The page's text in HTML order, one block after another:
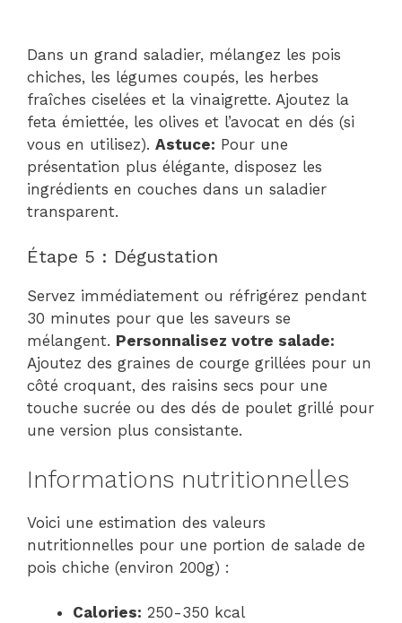
Dans un grand saladier, mélangez les pois
chiches, les légumes coupés, les herbes
fraîches ciselées et la vinaigrette. Ajoutez la
feta émiettée, les olives et l’avocat en dés (si
vous en utilisez). Astuce: Pour une
présentation plus élégante, disposez les
ingrédients en couches dans un saladier
transparent.
Étape 5 : Dégustation
Servez immédiatement ou réfrigérez pendant
30 minutes pour que les saveurs se
mélangent. Personnalisez votre salade:
Ajoutez des graines de courge grillées pour un
côté croquant, des raisins secs pour une
touche sucrée ou des dés de poulet grillé pour
une version plus consistante.
Informations nutritionnelles
Voici une estimation des valeurs
nutritionnelles pour une portion de salade de
pois chiche (environ 200g) :
Calories: 250-350 kcal